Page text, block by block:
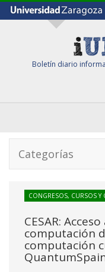
Boletín diario
Categorías
CONGRESOS, CURSOS Y
CESAR:
computación
computación